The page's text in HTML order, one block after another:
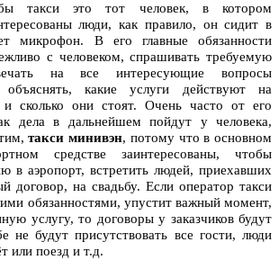
такси это тот человек, в котором
люди, как правило, он сидит в
микрофон. В его главные обязанности
с человеком, спрашивать требуемую
на все интересующие вопросы
какие услуги действуют на
сколько они стоят. Очень часто от его
дела в дальнейшем пойдут у человека,
такси минивэн, потому что в основном
средстве заинтересованы, чтобы
в аэропорт, встретить людей, приехавших
договор, на свадьбу. Если оператор такси
обязанностями, упустит важный момент,
услугу, то договоры у заказчиков будут
не будут присутствовать все гости, люди
или поезд и т.д.